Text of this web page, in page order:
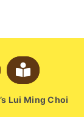
Lui Ming Choi